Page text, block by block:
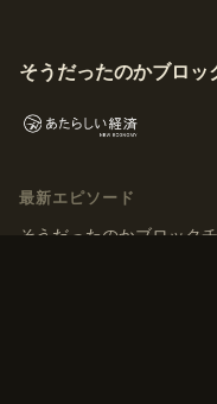
そうだったのかブロッ
最新エピソード
そうだったのかブロック